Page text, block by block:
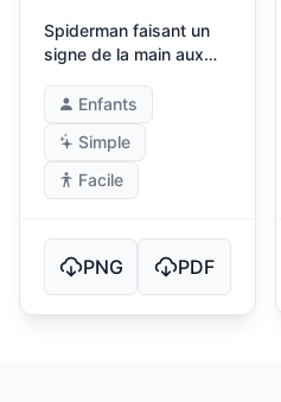
Spiderman faisant un
signe de la main aux
Enfants
Simple
Facile
PNG PDF